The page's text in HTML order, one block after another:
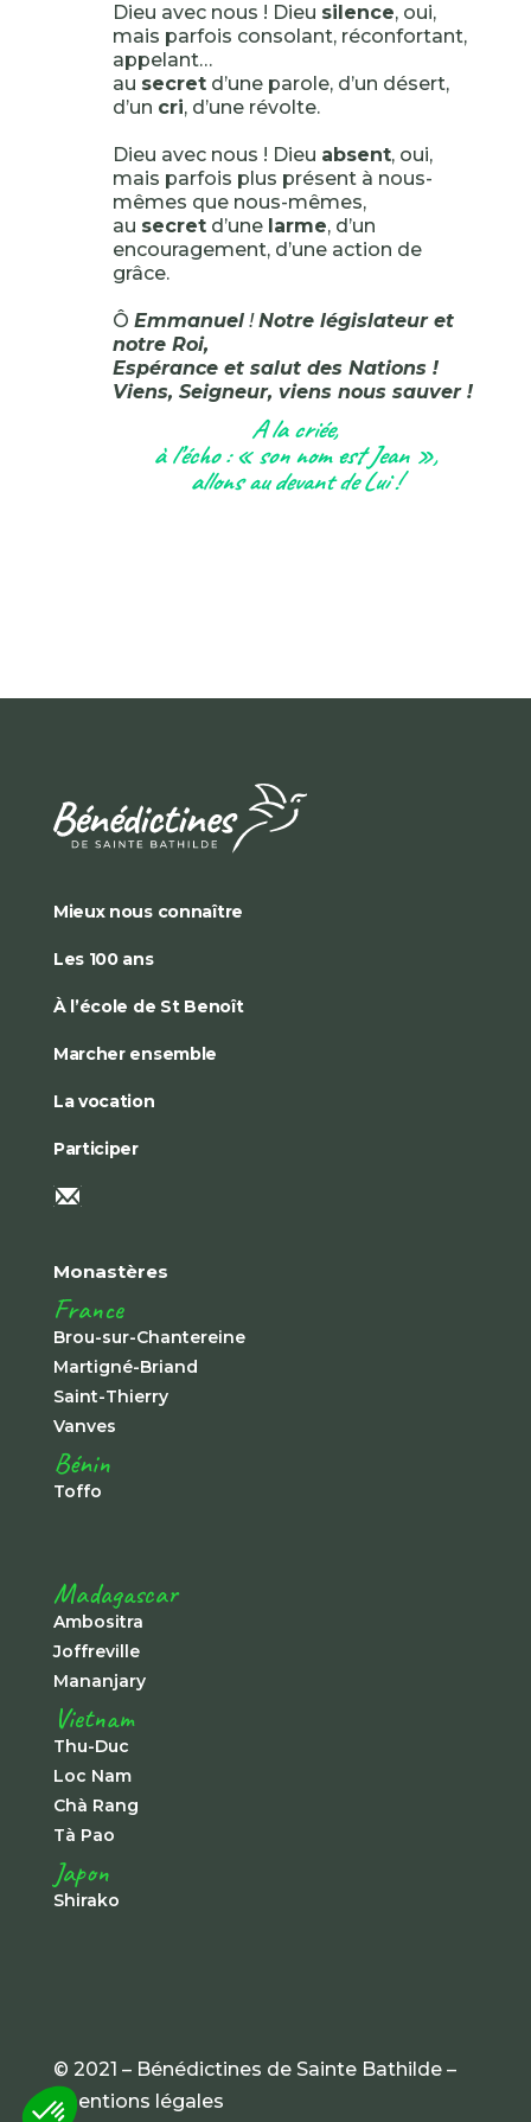
Dieu avec nous ! Dieu silence, oui,
mais parfois consolant, réconfortant,
appelant…
au secretd’une parole, d’un désert,
d’un cri, d’une révolte.
Dieu avec nous ! Dieu absent, oui,
mais parfois plus présent à nous-
mêmes que nous-mêmes,
au secretd’une larme, d’un
encouragement, d’une action de
grâce.
Ô Emmanuel!Notre législateur et
notre Roi,
Espérance et salut des Nations !
Viens, Seigneur, viens nous sauver !
A la criée,
à l’écho : « son nom est Jean »,
allons au devant de Lui !
Mieux nous connaître
Les 100 ans
À l’école de St Benoît
Marcher ensemble
La vocation
Participer
Monastères
France
Brou-sur-Chantereine
Martigné-Briand
Saint-Thierry
Vanves
Bénin
Toffo
Madagascar
Ambositra
Joffreville
Mananjary
Vietnam
Thu-Duc
Loc Nam
Chà Rang
Tà Pao
Japon
Shirako
© 2021 – Bénédictines de Sainte Bathilde –
mentions légales